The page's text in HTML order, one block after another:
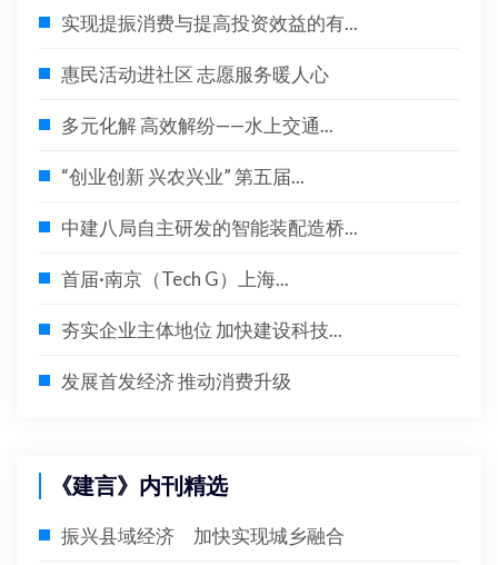
实现提振消费与提高投资效益的有...
惠民活动进社区 志愿服务暖人心
多元化解 高效解纷——水上交通...
“创业创新 兴农兴业” 第五届...
中建八局自主研发的智能装配造桥...
首届·南京（Tech G）上海...
夯实企业主体地位 加快建设科技...
发展首发经济 推动消费升级
《建言》内刊精选
振兴县域经济 加快实现城乡融合